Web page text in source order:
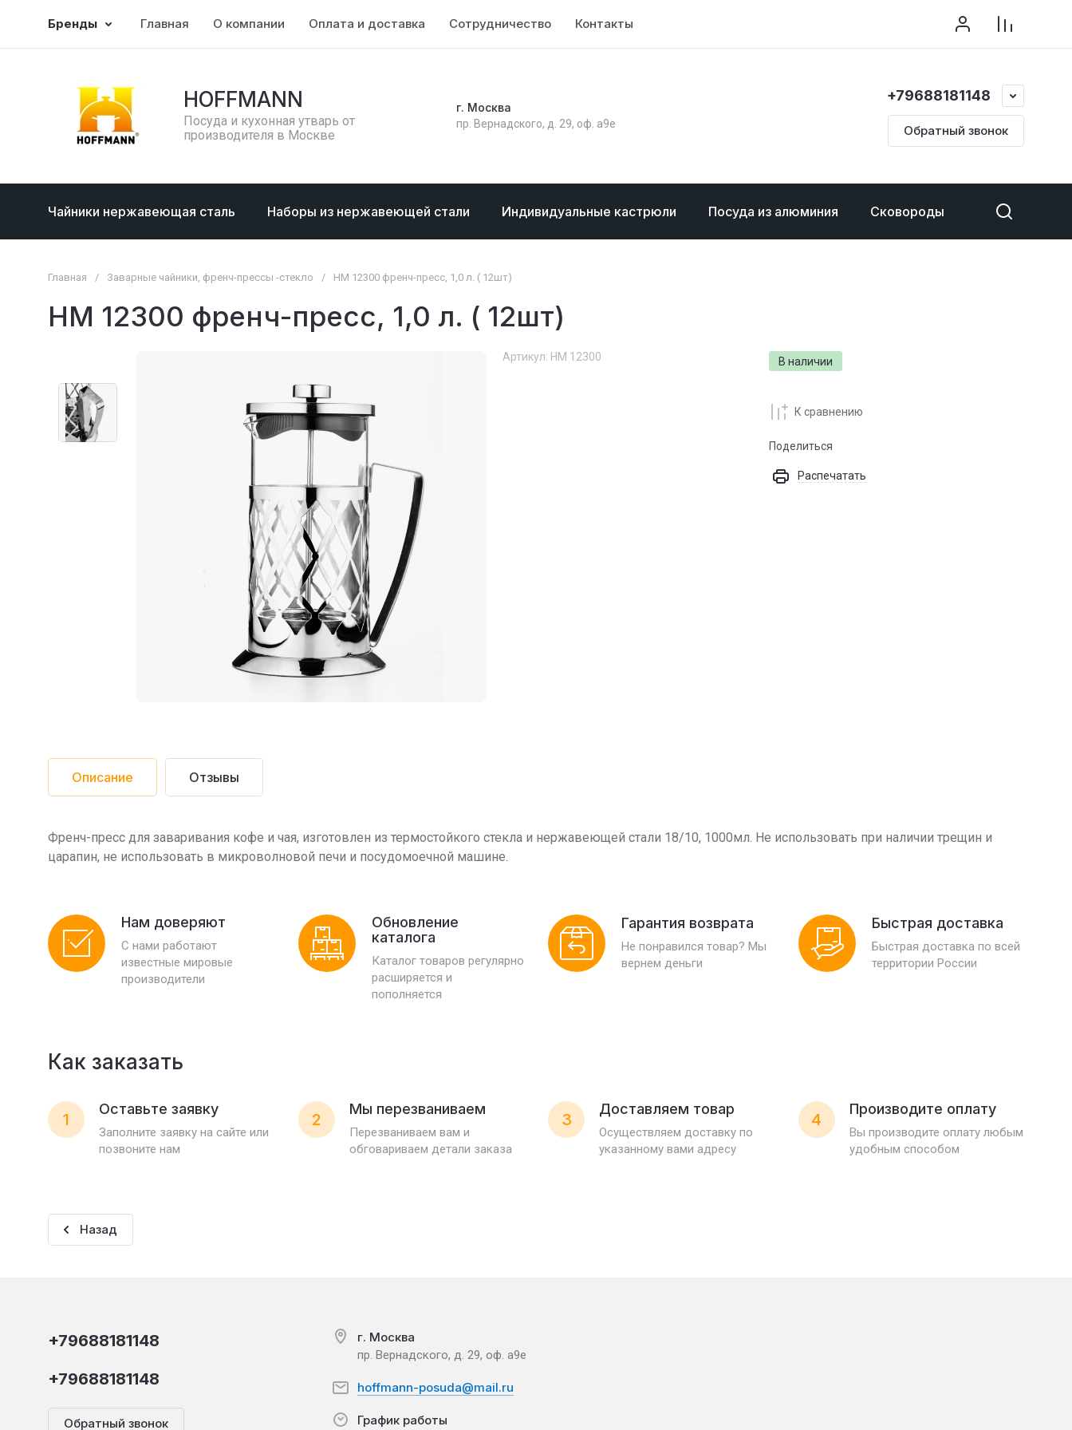
Бренды Главная О компании Оплата и доставка Сотрудничество Контакты
HOFFMANN
Посуда и кухонная утварь от
производителя в Москве
г. Москва
пр. Вернадского, д. 29, оф. а9е
+79688181148
Обратный звонок
Чайники нержавеющая сталь Наборы из нержавеющей стали Индивидуальные кастрюли Посуда из алюминия Сковороды Ковши
Главная / Заварные чайники, френч-прессы -стекло / НМ 12300 френч-пресс, 1,0 л. ( 12шт)
НМ 12300 френч-пресс, 1,0 л. ( 12шт)
Артикул: НМ 12300 В наличии
К сравнению
Поделиться
Распечатать
Описание Отзывы
Френч-пресс для заваривания кофе и чая, изготовлен из термостойкого стекла и нержавеющей стали 18/10, 1000мл. Не использовать при наличии трещин и
царапин, не использовать в микроволновой печи и посудомоечной машине.
Нам доверяют
С нами работают
известные мировые
производители
Обновление
каталога
Каталог товаров регулярно
расширяется и
пополняется
Гарантия возврата
Не понравился товар? Мы
вернем деньги
Быстрая доставка
Быстрая доставка по всей
территории России
Как заказать
1
Оставьте заявку
Заполните заявку на сайте или
позвоните нам
2
Мы перезваниваем
Перезваниваем вам и
обговариваем детали заказа
3
Доставляем товар
Осуществляем доставку по
указанному вами адресу
4
Производите оплату
Вы производите оплату любым
удобным способом
Назад
+79688181148
+79688181148
Обратный звонок
г. Москва
пр. Вернадского, д. 29, оф. а9е
hoffmann-posuda@mail.ru
График работы